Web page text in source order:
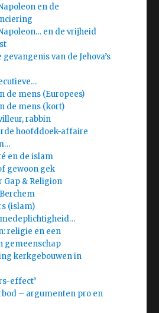
en de
en de vrijheid
van de Jehova’s
de mens (Europees)
de mens (kort)
rabbin
hoofddoek-affaire
en de islam
gewoon gek
Gap & Religion
(islam)
religie en een
gemeenschap
kerkgebouwen in
effect’
– argumenten pro en